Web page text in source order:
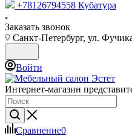
+78126794558 Кубатура
Заказать звонок
Санкт-Петербург, ул.
Войти
Интернет-магазин
Сравнение0